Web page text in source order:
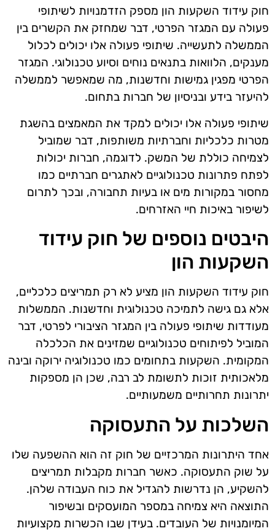
חוק עידוד השקעות הון מספק הזדמנויות לשיתופי
פעולה עם המגזר הפרטי, דבר שמחזק את הקשרים בין
הממשלה לתעשייה. שיתופי פעולה אלו יכולים לכלול
מענקים, הלוואות בתנאים נוחים וסיוע טכנולוגי. המגזר
הפרטי מפגין גמישות וחדשנות, מה שמאפשר לממשלה
להיעזר בידע ובניסיון של חברות בתחום.
שיתופי פעולה אלו יכולים למקד את המאמצים בהשגת
מטרות כלכליות וחברתיות משותפות, דבר שמוביל
לצמיחה כוללת של המשק. לדוגמה, חברות יכולות
לפתח פתרונות טכנולוגיים לאתגרים חברתיים כמו
מחסור במקורות מים או בעיות תחבורה, ובכך לתרום
לשיפור באיכות חיי האזרחים.
היבטים נוספים של חוק עידוד
השקעות הון
חוק עידוד השקעות הון מציע לא רק תמריצים כלכליים,
אלא גם גישה לתמיכה טכנולוגית וחדשנות. הממשלות
מעודדות שיתופי פעולה בין המגזר הציבורי לפרטי, דבר
המוביל לפיתוחים טכנולוגיים שמזינים את הכלכלה
המקומית. השקעות בתחומים כמו טכנולוגיה ירוקה ובינה
מלאכותית זוכות לתשומת לב רבה, שכן הן מספקות
יתרונות תחרותיים משמעותיים.
השלכות על התעסוקה
אחד היתרונות המרכזיים של חוק זה הוא ההשפעה שלו
על שוק התעסוקה. כאשר חברות מקבלות תמריצים
להשקיע, הן נדרשות להגדיל את כוח העבודה שלהן.
התוצאה היא צמיחה במספר המועסקים ובשיפור
המיומנויות של העובדים. בעידן שבו הכשרות מקצועיות